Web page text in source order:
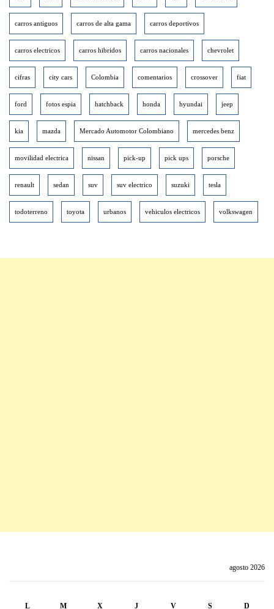
carros antiguos carros de alta gama carros deportivos
carros electricos carros hibridos carros nacionales chevrolet
cifras city cars Colombia comentarios crossover fiat
ford fotos espia hatchback honda hyundai jeep
kia mazda Mercado Automotor Colombiano mercedes benz
movilidad electrica nissan pick-up pick ups porsche
renault sedan suv suv electrico suzuki tesla
todoterreno toyota urbanos vehiculos electricos volkswagen
agosto 2026
L M X J V S D